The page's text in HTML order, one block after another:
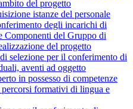
del progetto
istanze del personale
degli incarichi di
Componenti del Gruppo di
del progetto
selezione per il conferimento di
aventi ad oggetto
in possesso di competenze
percorsi formativi di lingua e